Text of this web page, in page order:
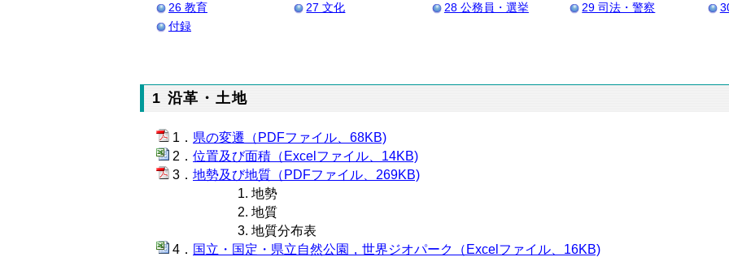
26 教育
27 文化 28 公務員・選挙 29 司法・警察
付録
1 沿革・土地
県の変遷（PDFファイル、68KB)
位置及び面積（Excelファイル、14KB)
地勢及び地質（PDFファイル、269KB)
地勢
地質
地質分布表
国立・国定・県立自然公園，世界ジオパーク（Excelファイル、16KB)